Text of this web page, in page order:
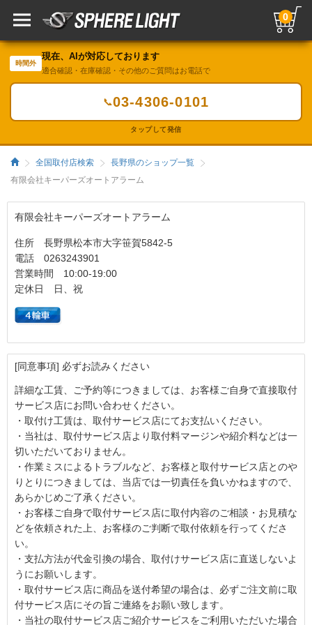
0
時間外
現在、AIが対応しております
適合確認・在庫確認・その他のご質問はお電話で
📞03-4306-0101
タップして発信
全国取付店検索
長野県のショップ一覧
有限会社キーパーズオートアラーム
有限会社キーパーズオートアラーム
住所 長野県松本市大字笹賀5842-5
電話 0263243901
営業時間 10:00-19:00
定休日 日、祝
[同意事項] 必ずお読みください
詳細な工賃、ご予約等につきましては、お客様ご自身で直接取付
サービス店にお問い合わせください。
・取付け工賃は、取付サービス店にてお支払いください。
・当社は、取付サービス店より取付料マージンや紹介料などは一
切いただいておりません。
・作業ミスによるトラブルなど、お客様と取付サービス店とのや
りとりにつきましては、当店では一切責任を負いかねますので、
あらかじめご了承ください。
・お客様ご自身で取付サービス店に取付内容のご相談・お見積な
どを依頼された上、お客様のご判断で取付依頼を行ってくださ
い。
・支払方法が代金引換の場合、取付けサービス店に直送しないよ
うにお願いします。
・取付サービス店に商品を送付希望の場合は、必ずご注文前に取
付サービス店にその旨ご連絡をお願い致します。
・当社の取付サービス店ご紹介サービスをご利用いただいた場合